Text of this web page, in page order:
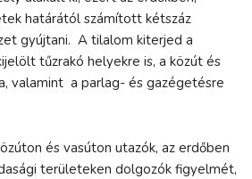
határától számított kétszáz
gyújtani. A tilalom kiterjed a
tűzrakó helyekre is, a közút és
valamint a parlag- és gazégetésre
és vasúton utazók, az erdőben
területeken dolgozók figyelmét,